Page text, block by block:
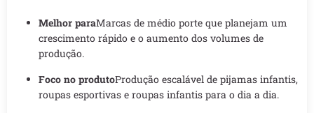
Melhor paraMarcas de médio porte que planejam um
crescimento rápido e o aumento dos volumes de
produção.
Foco no produtoProdução escalável de pijamas infantis,
roupas esportivas e roupas infantis para o dia a dia.